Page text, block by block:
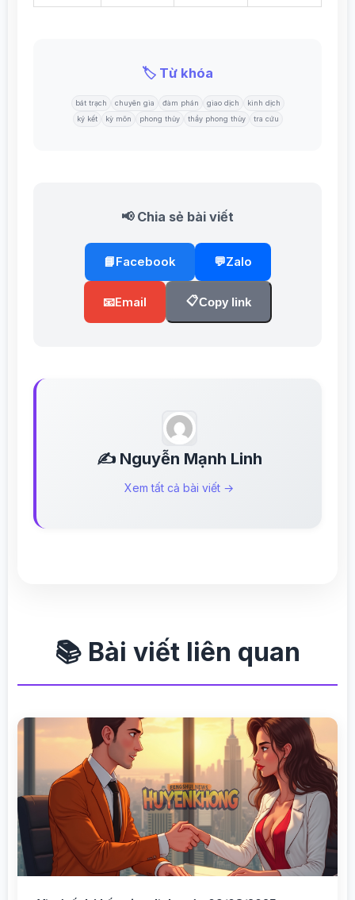
🏷️ Từ khóa
bát trạch chuyên gia đàm phán giao dịch
kinh dịch
ký kết
kỳ môn phong thủy thầy phong thủy tra cứu
📢 Chia sẻ bài viết
📘Facebook 💬Zalo
📧Email 📋Copy link
✍️ Nguyễn Mạnh Linh
Xem tất cả bài viết →
📚 Bài viết liên quan